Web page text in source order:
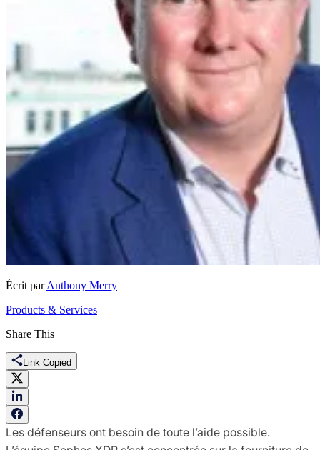
Écrit par Anthony Merry
Products & Services
Share This
Link Copied
Les défenseurs ont besoin de toute l’aide possible.